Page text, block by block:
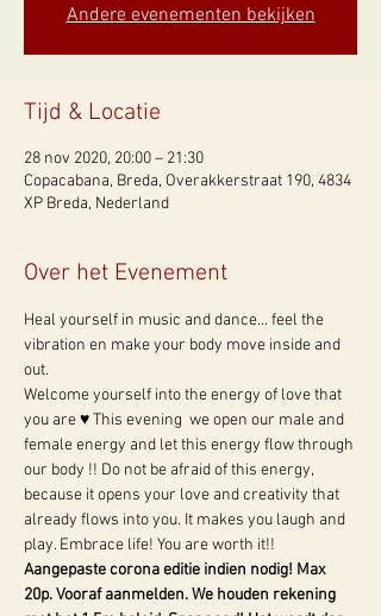
Andere evenementen bekijken
Tijd & Locatie
28 nov 2020, 20:00 – 21:30
Copacabana, Breda, Overakkerstraat 190, 4834
XP Breda, Nederland
Over het Evenement
Heal yourself in music and dance... feel the
vibration en make your body move inside and
out.
Welcome yourself into the energy of love that
you are ♥ This evening  we open our male and
female energy and let this energy flow through
our body !! Do not be afraid of this energy,
because it opens your love and creativity that
already flows into you. It makes you laugh and
play. Embrace life! You are worth it!!
Aangepaste corona editie indien nodig! Max
20p. Vooraf aanmelden. We houden rekening